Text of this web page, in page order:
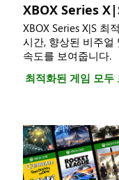
XBOX Series
XBOX Series X|S 최
시간, 향상된 비주얼
속도를 보여줍니다.
최적화된 게임 모두